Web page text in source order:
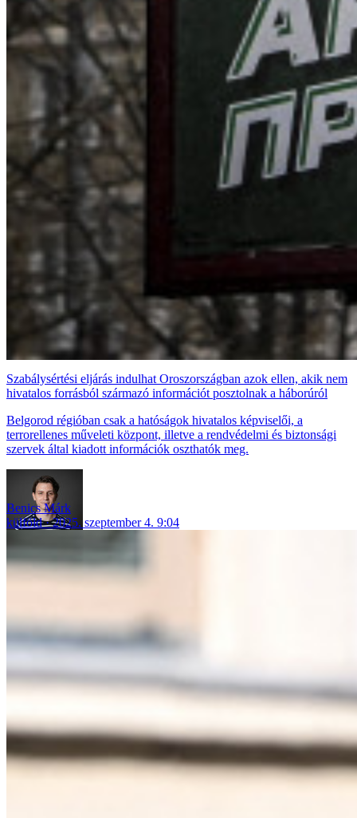
Szabálysértési eljárás indulhat Oroszországban azok ellen, akik nem
hivatalos forrásból származó információt posztolnak a háborúról
Belgorod régióban csak a hatóságok hivatalos képviselői, a
terrorellenes műveleti központ, illetve a rendvédelmi és biztonsági
szervek által kiadott információk oszthatók meg.
Benics Márk
külföld
2025. szeptember 4. 9:04